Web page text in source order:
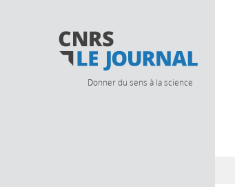
Donner du sens à la science